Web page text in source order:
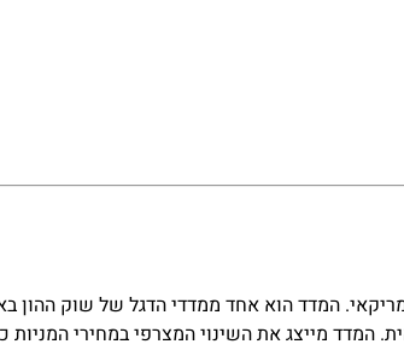
המדד הוא אחד ממדדי הדגל של שוק
מייצג את השינוי המצרפי במחירי המניות